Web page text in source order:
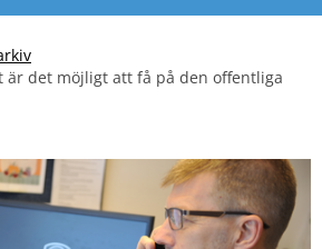
är det möjligt att få på den offentliga